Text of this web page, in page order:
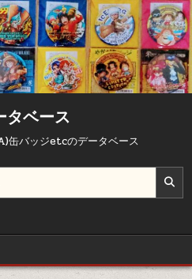
タベース
缶バッジetcのデータベース